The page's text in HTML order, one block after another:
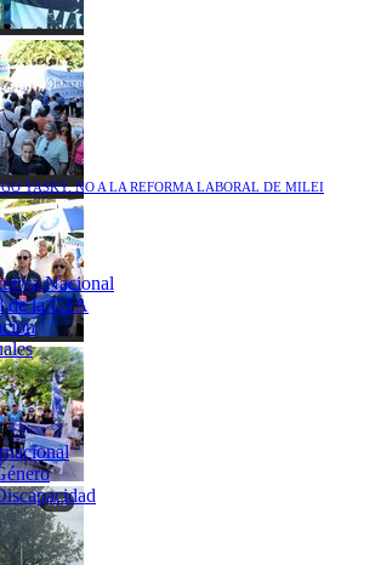
YASKY: NO A LA REFORMA LABORAL DE MILEI
Nacional
de la CTA